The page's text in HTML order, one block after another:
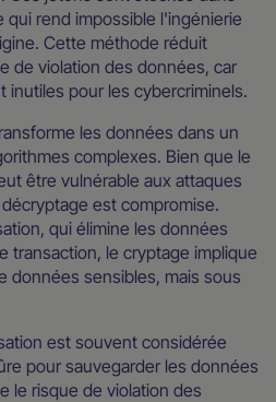
rend impossible l'ingénierie
Cette méthode réduit
de violation des données, car
inutiles pour les cybercriminels.
les données dans un
complexes. Bien que le
être vulnérable aux attaques
est compromise.
qui élimine les données
transaction, le cryptage implique
données sensibles, mais sous
est souvent considérée
pour sauvegarder les données
le risque de violation des